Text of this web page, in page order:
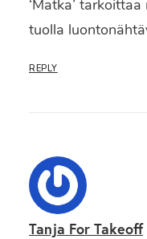
‘Matka’
tuolla
REPLY
Tanja For Takeoff